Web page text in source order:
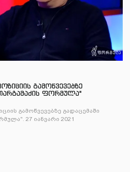
გამოწვევებზე
ფორმულა"
გამოწვევებზე გადაცემაში
27 იანვარი 2021